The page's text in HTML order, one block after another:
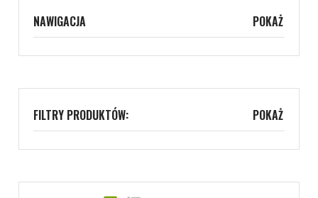
NAWIGACJA POKAŻ
FILTRY PRODUKTÓW: POKAŻ